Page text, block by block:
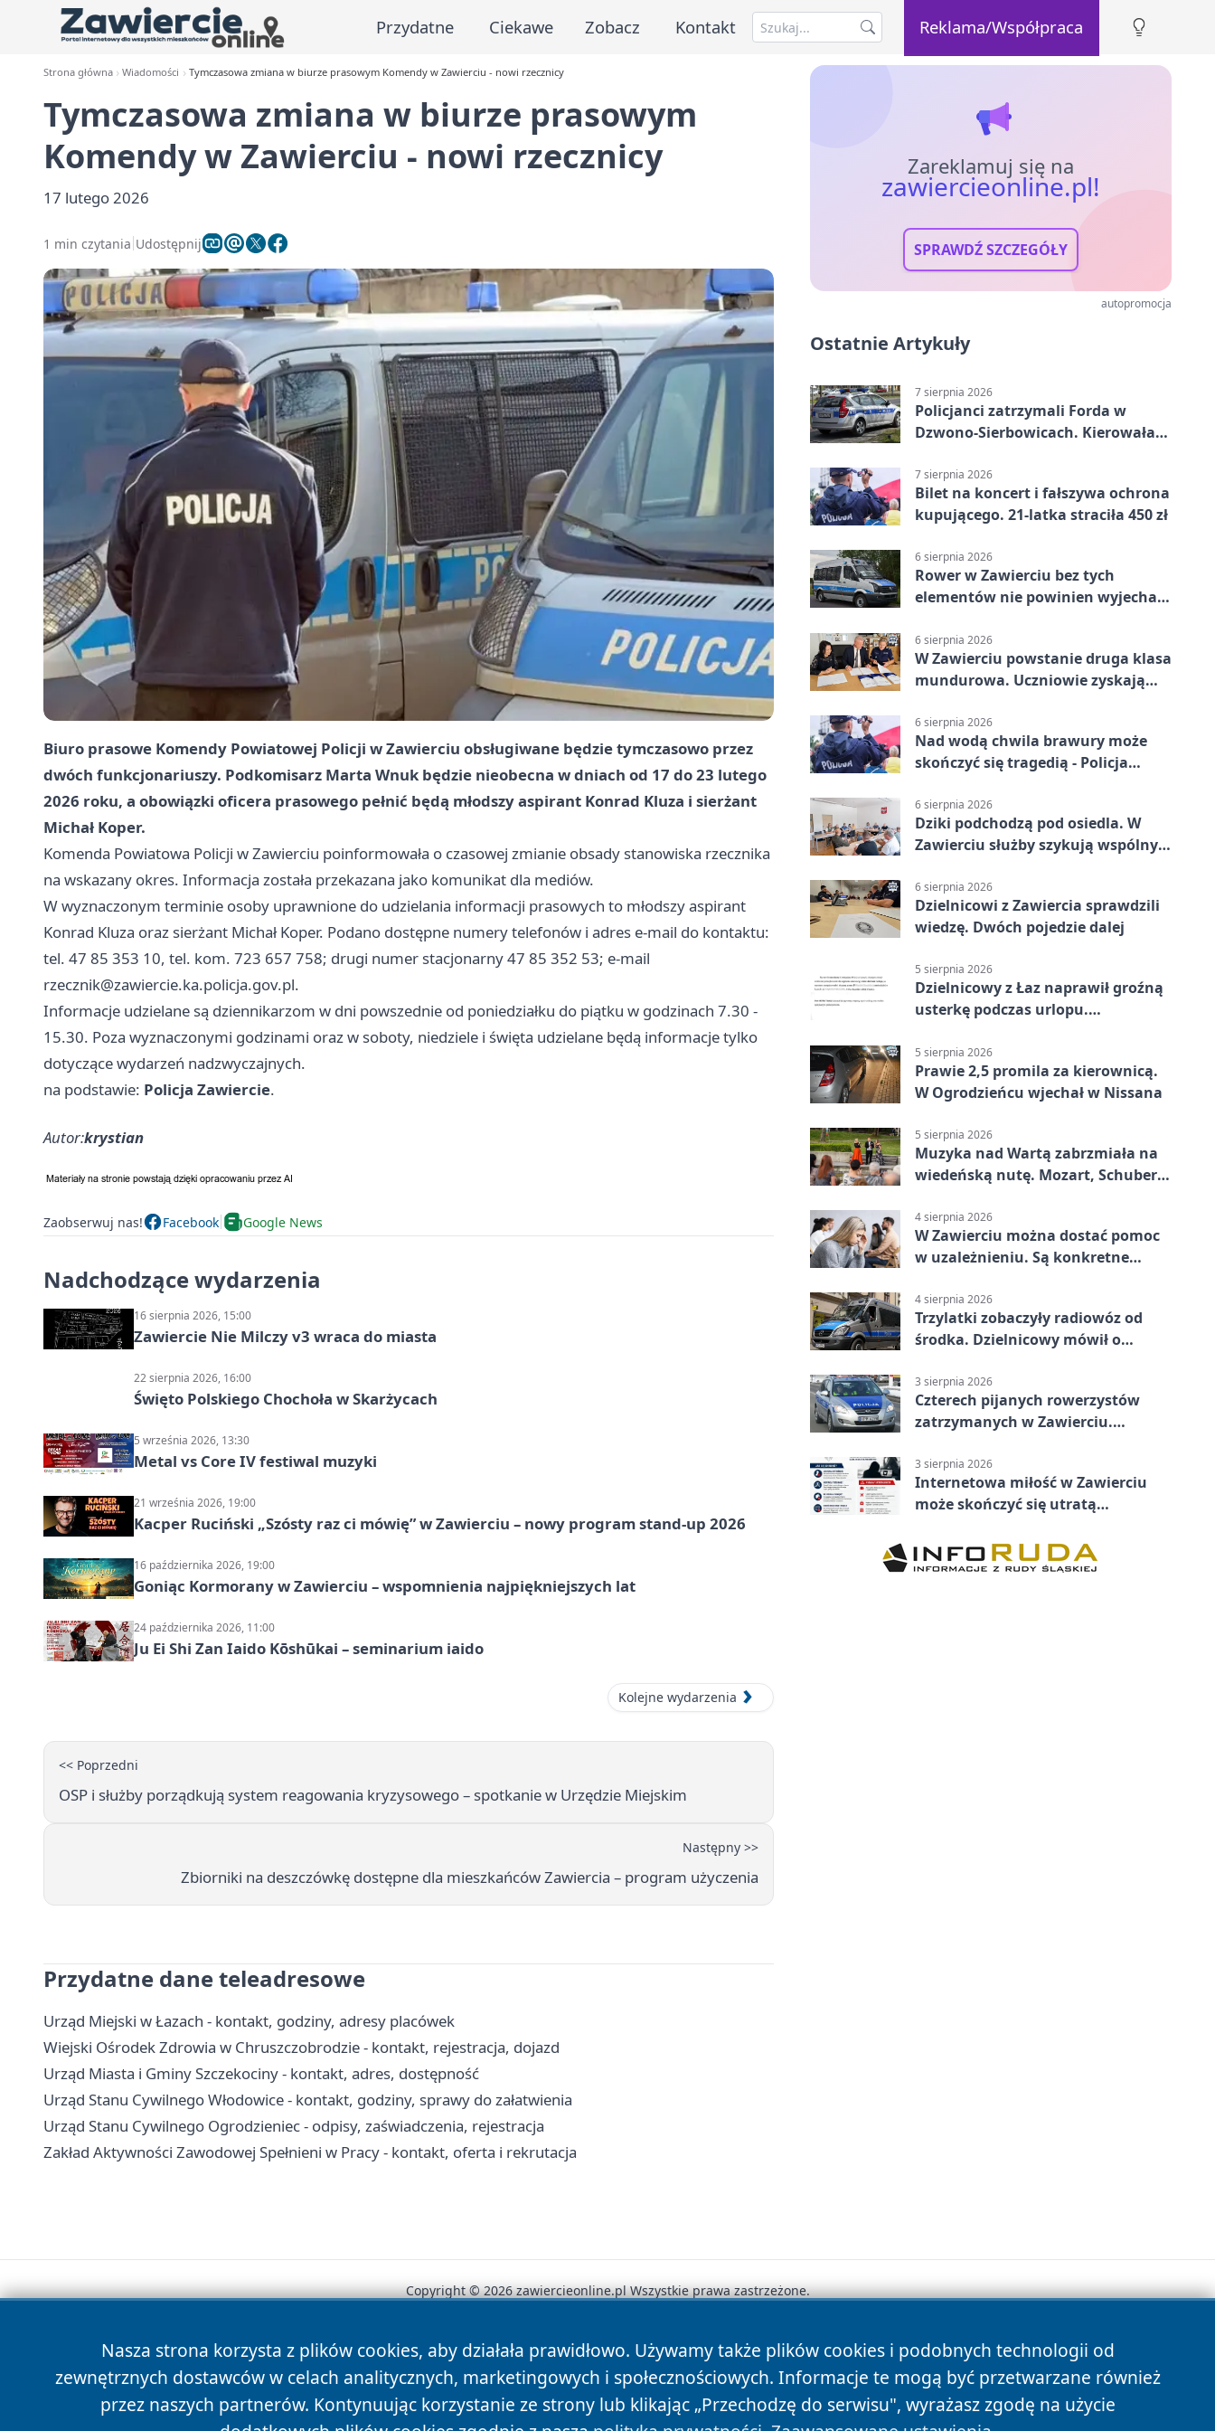
Przydatne Ciekawe Zobacz Kontakt Reklama/Współpraca
Strona główna Wiadomości Tymczasowa zmiana w biurze prasowym Komendy w Zawierciu - nowi rzecznicy
Tymczasowa zmiana w biurze prasowym
Komendy w Zawierciu - nowi rzecznicy
17 lutego 2026
1 min czytania Udostępnij
Biuro prasowe Komendy Powiatowej Policji w Zawierciu obsługiwane będzie tymczasowo przez
dwóch funkcjonariuszy. Podkomisarz Marta Wnuk będzie nieobecna w dniach od 17 do 23 lutego
2026 roku, a obowiązki oficera prasowego pełnić będą młodszy aspirant Konrad Kluza i sierżant
Michał Koper.
Komenda Powiatowa Policji w Zawierciu poinformowała o czasowej zmianie obsady stanowiska rzecznika
na wskazany okres. Informacja została przekazana jako komunikat dla mediów.
W wyznaczonym terminie osoby uprawnione do udzielania informacji prasowych to młodszy aspirant
Konrad Kluza oraz sierżant Michał Koper. Podano dostępne numery telefonów i adres e-mail do kontaktu:
tel. 47 85 353 10, tel. kom. 723 657 758; drugi numer stacjonarny 47 85 352 53; e-mail
rzecznik@zawiercie.ka.policja.gov.pl.
Informacje udzielane są dziennikarzom w dni powszednie od poniedziałku do piątku w godzinach 7.30 -
15.30. Poza wyznaczonymi godzinami oraz w soboty, niedziele i święta udzielane będą informacje tylko
dotyczące wydarzeń nadzwyczajnych.
na podstawie: Policja Zawiercie.
Autor:krystian
Zaobserwuj nas! Facebook Google News
Nadchodzące wydarzenia
16 sierpnia 2026, 15:00
Zawiercie Nie Milczy v3 wraca do miasta
22 sierpnia 2026, 16:00
Święto Polskiego Chochoła w Skarżycach
5 września 2026, 13:30
Metal vs Core IV festiwal muzyki
21 września 2026, 19:00
Kacper Ruciński „Szósty raz ci mówię” w Zawierciu – nowy program stand-up 2026
16 października 2026, 19:00
Goniąc Kormorany w Zawierciu – wspomnienia najpiękniejszych lat
24 października 2026, 11:00
Ju Ei Shi Zan Iaido Kōshūkai – seminarium iaido
Kolejne wydarzenia
<< Poprzedni
OSP i służby porządkują system reagowania kryzysowego – spotkanie w Urzędzie Miejskim
Następny >>
Zbiorniki na deszczówkę dostępne dla mieszkańców Zawiercia – program użyczenia
Przydatne dane teleadresowe
Urząd Miejski w Łazach - kontakt, godziny, adresy placówek
Wiejski Ośrodek Zdrowia w Chruszczobrodzie - kontakt, rejestracja, dojazd
Urząd Miasta i Gminy Szczekociny - kontakt, adres, dostępność
Urząd Stanu Cywilnego Włodowice - kontakt, godziny, sprawy do załatwienia
Urząd Stanu Cywilnego Ogrodzieniec - odpisy, zaświadczenia, rejestracja
Zakład Aktywności Zawodowej Spełnieni w Pracy - kontakt, oferta i rekrutacja
Zareklamuj się na
zawiercieonline.pl!
SPRAWDŹ SZCZEGÓŁY
autopromocja
Ostatnie Artykuły
7 sierpnia 2026
Policjanci zatrzymali Forda w
Dzwono-Sierbowicach. Kierowała
7 sierpnia 2026
Bilet na koncert i fałszywa ochrona
kupującego. 21-latka straciła 450 zł
6 sierpnia 2026
Rower w Zawierciu bez tych
elementów nie powinien wyjechać
6 sierpnia 2026
W Zawierciu powstanie druga klasa
mundurowa. Uczniowie zyskają
6 sierpnia 2026
Nad wodą chwila brawury może
skończyć się tragedią - Policja
6 sierpnia 2026
Dziki podchodzą pod osiedla. W
Zawierciu służby szykują wspólny
6 sierpnia 2026
Dzielnicowi z Zawiercia sprawdzili
wiedzę. Dwóch pojedzie dalej
5 sierpnia 2026
Dzielnicowy z Łaz naprawił groźną
usterkę podczas urlopu.
5 sierpnia 2026
Prawie 2,5 promila za kierownicą.
W Ogrodzieńcu wjechał w Nissana
5 sierpnia 2026
Muzyka nad Wartą zabrzmiała na
wiedeńską nutę. Mozart, Schubert i
4 sierpnia 2026
W Zawierciu można dostać pomoc
w uzależnieniu. Są konkretne
4 sierpnia 2026
Trzylatki zobaczyły radiowóz od
środka. Dzielnicowy mówił o
3 sierpnia 2026
Czterech pijanych rowerzystów
zatrzymanych w Zawierciu.
promila
3 sierpnia 2026
Internetowa miłość w Zawierciu
może skończyć się utratą
Nasza strona korzysta z plików cookies, aby działała prawidłowo. Używamy także plików cookies i podobnych technologii od
zewnętrznych dostawców w celach analitycznych, marketingowych i społecznościowych. Informacje te mogą być przetwarzane również
przez naszych partnerów. Kontynuując korzystanie ze strony lub klikając „Przechodzę do serwisu", wyrażasz zgodę na użycie
Copyright © 2026 zawiercieonline.pl Wszystkie prawa zastrzeżone.
News Autorzy Polityka Prywatności Polityka Cookies